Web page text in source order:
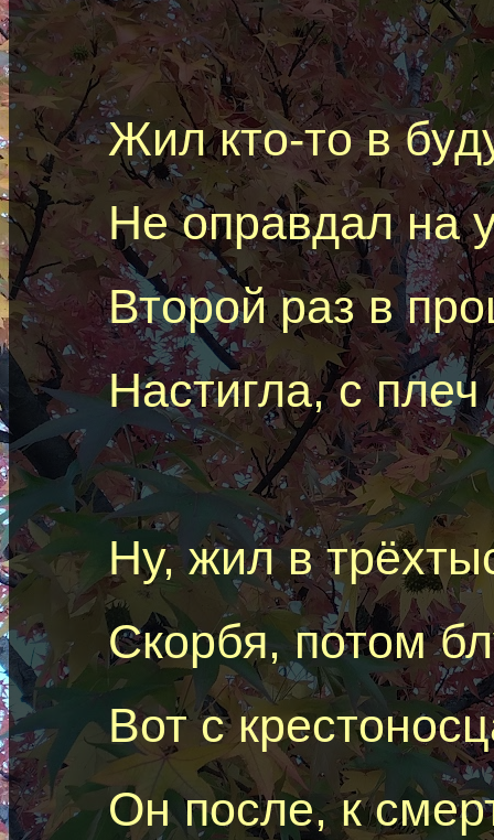
Жил кто-то в
Не оправдал на
Второй раз в
Настигла, сплеч
Ну, жил в
Скорбя, потом
Вот с
Он после, к